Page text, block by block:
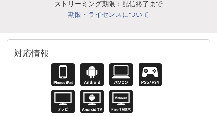
ストリーミング期限：配信終了まで
期限・ライセンスについて
対応情報